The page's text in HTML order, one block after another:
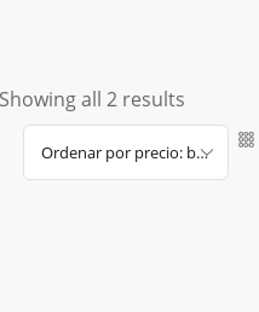
Showing all 2 results